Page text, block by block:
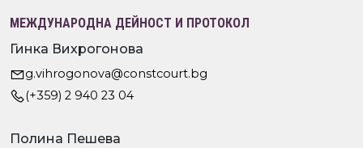
МЕЖДУНАРОДНА ДЕЙНОСТ И ПРОТОКОЛ
Гинка Вихрогонова
g.vihrogonova@constcourt.bg
(+359) 2 940 23 04
Полина Пешева